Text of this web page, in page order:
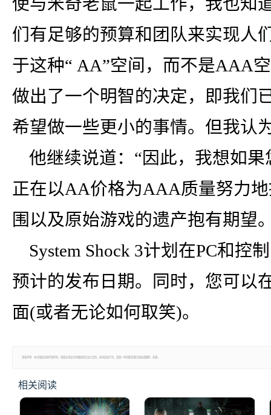
们有足够的预算和团队来实现人
于这种“ AA”空间，而不是AAA
做出了一个明智的决定，即我们
希望做一些更小的事情。但我认
他继续说道：“因此，我想如
正在以AA价格为AAA质量努力
围以及原始游戏的遗产抱有期望
System Shock 3计划在PC和控
预计的发布日期。同时，您可以
面(或者无论如何取笑)。
郑重声明：本文版权归原作者所有，转载文章仅为传播更多信息之目的，如有侵权行为，请第一时间联系我们修改或删除，多谢。
相关阅读